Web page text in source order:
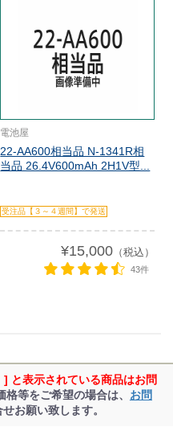
電池屋
22-AA600相当品 N-1341R相
当品 26.4V600mAh 2H1V型...
受注品【３～４週間】で発送
¥15,000（税込）
43件
と表示されている商品はお問
格等をご希望の場合は、 お問
お願い致します。